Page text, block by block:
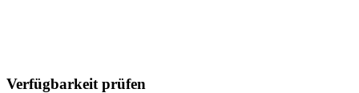
Verfügbarkeit prüfen